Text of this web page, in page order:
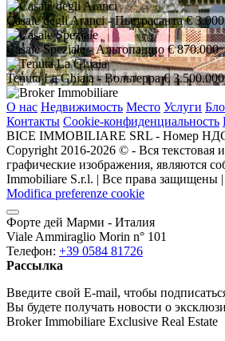
Casale degli Aranci- Пьетрасанта €
Casale Speziale- Альтопашио € 870.000
Tenuta La Ghiaia- Вольтерра € 3.500.000
О нас Недвижимость Место Услуги
Контакты Cookie-конфиденциальность
BICE IMMOBILIARE SRL - Номер НДС
Copyright 2016-2026 ©️ - Вся текстовая
графические изображения, являются
Immobiliare S.r.l. | Все права защищены |
Modifica preferenze cookie
Форте дей Марми - Италия
Viale Ammiraglio Morin n° 101
Телефон: +39 0584 81726
Рассылка
Введите свой E-mail, чтобы
Вы будете получать новости о
Broker Immobiliare Exclusive Real Estate